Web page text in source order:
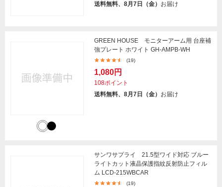
送料無料、8月7日（金） お届け
GREEN HOUSE モニターアーム用 台座補
強プレート ホワイト GH-AMPB-WH
(19)
1,080円
108ポイント
送料無料、8月7日（金） お届け
サンワサプライ 21.5型ワイド対応 ブルー
ライトカット液晶保護指紋反射防止フィル
ム LCD-215WBCAR
(19)